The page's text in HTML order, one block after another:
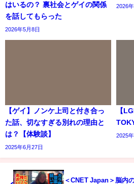
はいるの？ 裏社会とゲイの関係
を話してもらった
2026年5月8日
2026
【ゲイ】ノンケ上司と付き合っ
た話、切なすぎる別れの理由と
は？【体験談】
2025年6月27日
【
2025
＜CNET Japan＞脳内